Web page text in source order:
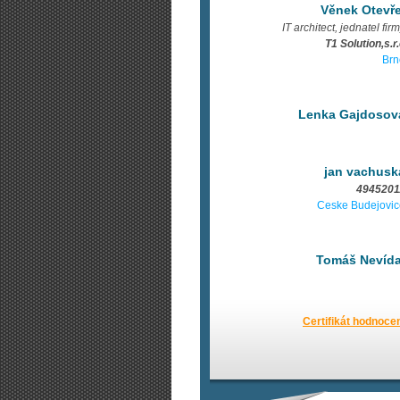
Věnek
IT architect, jednatel
T1
Lenka
jan
Ceske
Tomáš
Certifikát